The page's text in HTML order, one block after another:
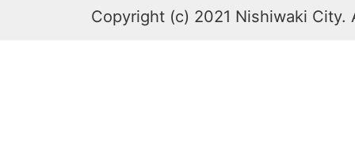
Copyright (c) 2021 Nishiwaki City.